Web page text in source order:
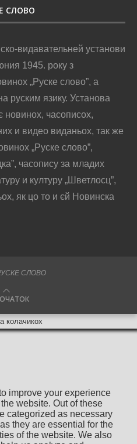
СЛОВО
видавательней установи
1945. року з
„Руске слово”, а
руским язику. Установа
новинох, часописох,
и видео виданьох, так же
„Руске слово”,
часопису за младих
и културу „Шветлосц”,
як цо то и єй Новинска
СЛОВО
колачикох
improve your experience
website. Out of these
categorized as necessary
they are essential for the
of the website. We also